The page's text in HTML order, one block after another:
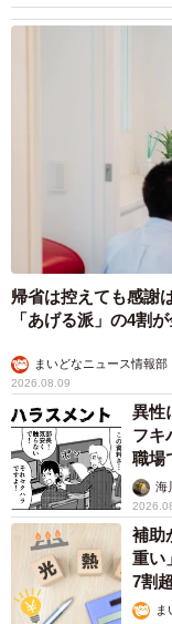
スト
た
19
22
ま
オ
2Lボ
当
説】
「我慢できず」村上
たり」「素敵なご夫